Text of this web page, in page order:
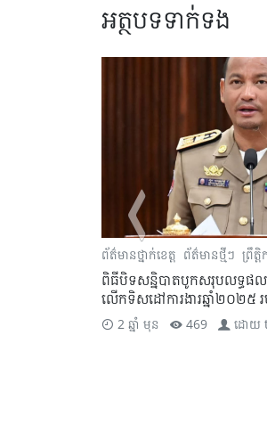
អត្ថបទទាក់ទង
ព័ត៌មានថ្នាក់ខេត្ត ព័ត៌មានថ្មីៗ ព្រឹត្
ពិធីបិទសន្និបាតបូកសរុបលទ្ធផល
លើកទិសដៅការងារឆ្នាំ២០២៥ រ
2 ឆ្នាំ មុន 469 ដោយ